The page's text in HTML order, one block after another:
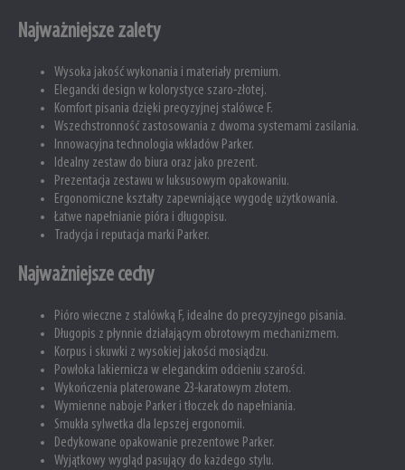
Najważniejsze zalety
Wysoka jakość wykonania i materiały premium.
Elegancki design w kolorystyce szaro-złotej.
Komfort pisania dzięki precyzyjnej stalówce F.
Wszechstronność zastosowania z dwoma systemami zasilania.
Innowacyjna technologia wkładów Parker.
Idealny zestaw do biura oraz jako prezent.
Prezentacja zestawu w luksusowym opakowaniu.
Ergonomiczne kształty zapewniające wygodę użytkowania.
Łatwe napełnianie pióra i długopisu.
Tradycja i reputacja marki Parker.
Najważniejsze cechy
Pióro wieczne z stalówką F, idealne do precyzyjnego pisania.
Długopis z płynnie działającym obrotowym mechanizmem.
Korpus i skuwki z wysokiej jakości mosiądzu.
Powłoka lakiernicza w eleganckim odcieniu szarości.
Wykończenia platerowane 23-karatowym złotem.
Wymienne naboje Parker i tłoczek do napełniania.
Smukła sylwetka dla lepszej ergonomii.
Dedykowane opakowanie prezentowe Parker.
Wyjątkowy wygląd pasujący do każdego stylu.